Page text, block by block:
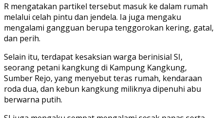
R mengatakan partikel tersebut masuk ke dalam rumah
melalui celah pintu dan jendela. Ia juga mengaku
mengalami gangguan berupa tenggorokan kering, gatal,
dan perih.
Selain itu, terdapat kesaksian warga berinisial SI,
seorang petani kangkung di Kampung Kangkung,
Sumber Rejo, yang menyebut teras rumah, kendaraan
roda dua, dan kebun kangkung miliknya dipenuhi abu
berwarna putih.